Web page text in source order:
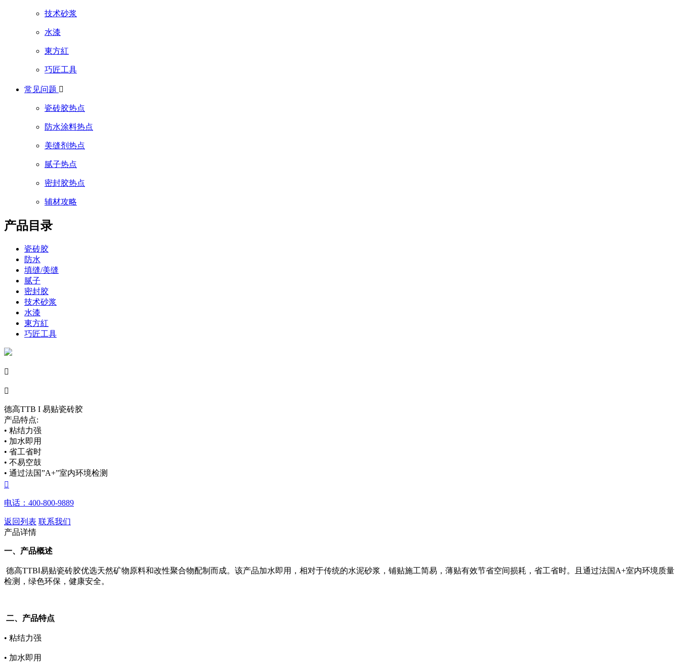
技术砂浆
水漆
東方紅
巧匠工具
常见问题 
瓷砖胶热点
防水涂料热点
美缝剂热点
腻子热点
密封胶热点
辅材攻略
产品目录
瓷砖胶
防水
填缝/美缝
腻子
密封胶
技术砂浆
水漆
東方紅
巧匠工具


德高TTB I 易贴瓷砖胶
产品特点:
• 粘结力强
• 加水即用
• 省工省时
• 不易空鼓
• 通过法国”A+”室内环境检测

电话：400-800-9889
返回列表 联系我们
产品详情
一、产品概述
德高TTBⅠ易贴瓷砖胶优选天然矿物原料和改性聚合物配制而成。该产品加水即用，相对于传统的水泥砂浆，铺贴施工简易，薄贴有效节省空间损耗，省工省时。且通过法国A+室内环境质量
检测，绿色环保，健康安全。
二、产品特点
• 粘结力强
• 加水即用